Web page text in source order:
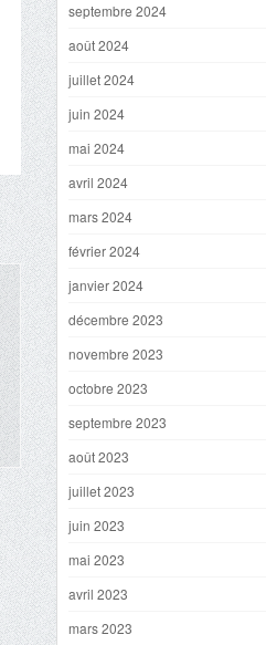
septembre 2024
août 2024
juillet 2024
juin 2024
mai 2024
avril 2024
mars 2024
février 2024
janvier 2024
décembre 2023
novembre 2023
octobre 2023
septembre 2023
août 2023
juillet 2023
juin 2023
mai 2023
avril 2023
mars 2023